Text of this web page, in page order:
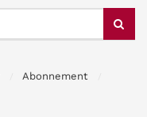
Abonnement